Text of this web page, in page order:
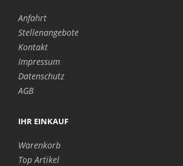
Anfahrt
Stellenangebote
Kontakt
Impressum
Datenschutz
AGB
IHR EINKAUF
Warenkorb
Top Artikel